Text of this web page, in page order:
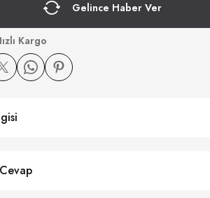
Gelince Haber Ver
Kargo